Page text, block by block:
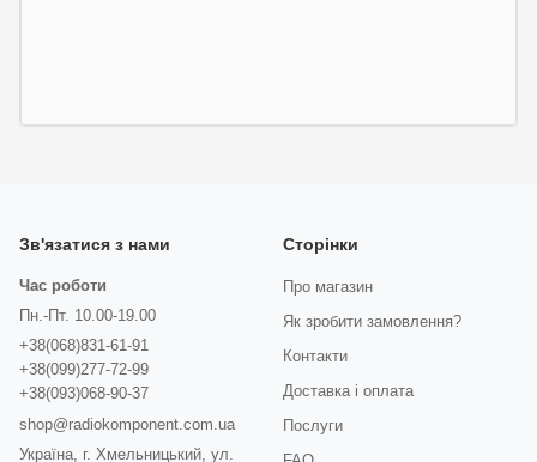
Зв'язатися з нами
Час роботи
Пн.-Пт. 10.00-19.00
+38(068)831-61-91
+38(099)277-72-99
+38(093)068-90-37
shop@radiokomponent.com.ua
Україна, г. Хмельницький, ул.
Сторінки
Про магазин
Як зробити замовлення?
Контакти
Доставка і оплата
Послуги